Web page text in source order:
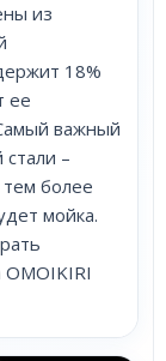
из
18%
ее
важный
–
более
мойка.